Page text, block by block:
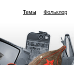
Темы Фольклор